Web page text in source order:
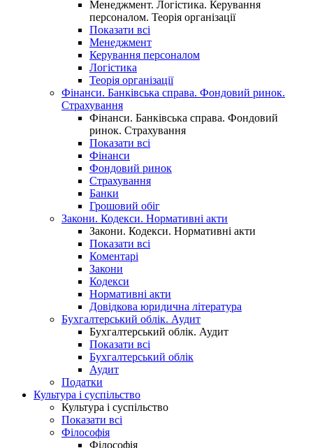
Менеджмент. Логістика. Керування
персоналом. Теорія організації
Показати всі
Менеджмент
Керування персоналом
Логістика
Теорія організації
Фінанси. Банківська справа. Фондовий ринок.
Страхування
Фінанси. Банківська справа. Фондовий
ринок. Страхування
Показати всі
Фінанси
Фондовий ринок
Страхування
Банки
Грошовий обіг
Закони. Кодекси. Нормативні акти
Закони. Кодекси. Нормативні акти
Показати всі
Коментарі
Закони
Кодекси
Нормативні акти
Довідкова юридична література
Бухгалтерський облік. Аудит
Бухгалтерський облік. Аудит
Показати всі
Бухгалтерський облік
Аудит
Податки
Культура і суспільство
Культура і суспільство
Показати всі
Філософія
Філософія